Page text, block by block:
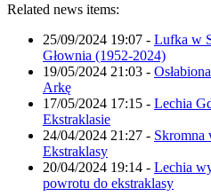
Related news items:
25/09/2024 19:07 - Lufka w
Głownia (1952-2024)
19/05/2024 21:03 -
Arkę
17/05/2024 17:15 - Lechia
Ekstraklasie
24/04/2024 21:27 - Skromna
Ekstraklasy
20/04/2024 19:14 - Lechia
powrotu do ekstraklasy